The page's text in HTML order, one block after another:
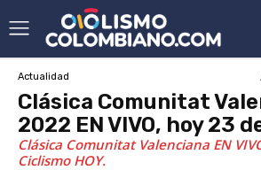
Actualidad
Clásica Comunitat
2022 EN VIVO, hoy 23
Clásica Comunitat Valenciana EN
Ciclismo HOY.